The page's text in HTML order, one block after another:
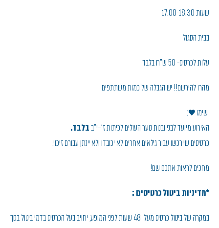
שעות 17:00-18:30
בבית הסגול
עלות לכרטיס- 50 ש"ח בלבד
מהרו להירשם!! יש הגבלה של כמות משתתפים
שימו ♥:
האירוע מיועד לבני ובנות נוער העולים לכיתות ז'–י"בבלבד.
כרטיסים שיירכשו עבור גילאים אחרים לא יכובדו ולא יינתן עבורם זיכוי.
מחכים לראות אתכם שם!
*מדיניות ביטול כרטיסים :
במקרה של ביטול כרטיס מעל 48 שעות לפני המופע, יחויב בעל הכרטיס בדמי ביטול בסך